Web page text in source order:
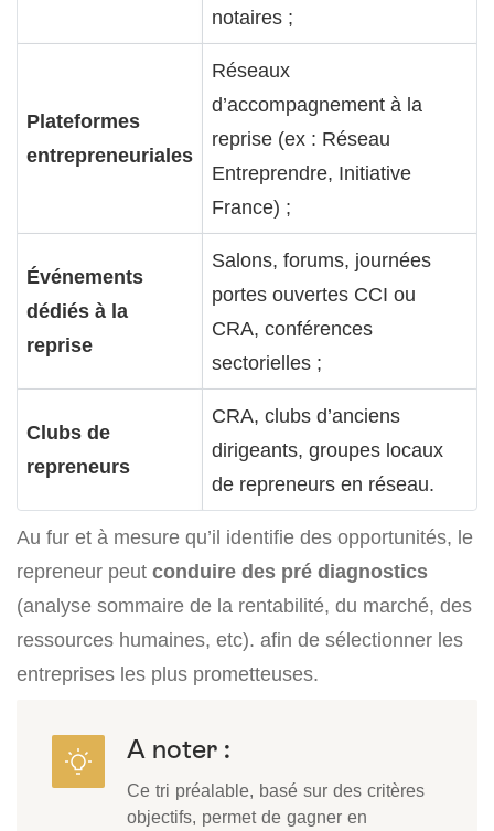
notaires ;
Plateformes
entrepreneuriales
Réseaux
d’accompagnement à la
reprise (ex : Réseau
Entreprendre, Initiative
France) ;
Événements
dédiés à la
reprise
Salons, forums, journées
portes ouvertes CCI ou
CRA, conférences
sectorielles ;
Clubs de
repreneurs
CRA, clubs d’anciens
dirigeants, groupes locaux
de repreneurs en réseau.
Au fur et à mesure qu’il identifie des opportunités, le
repreneur peut conduire des pré diagnostics
(analyse sommaire de la rentabilité, du marché, des
ressources humaines, etc). afin de sélectionner les
entreprises les plus prometteuses.
A noter :
Ce tri préalable, basé sur des critères
objectifs, permet de gagner en